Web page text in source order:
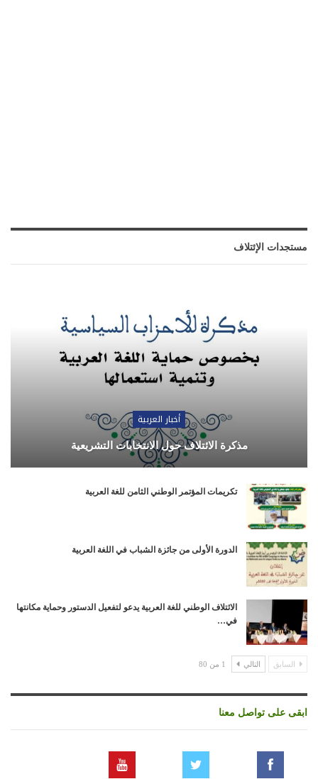
مستجدات الإئتلاف
أخبار العربية
مذكرة الائتلاف حول الانتخابات التشريعية
تكريمات المؤتمر الوطني الثامن للغة العربية
الدورة الأولى من جائزة الشباب في اللغة العربية
الائتلاف الوطني للغة العربية يدعو لتفعيل الدستور وحماية مكانتها
في…
السابق التالي 1 من 80
ابقى على تواصل معنا